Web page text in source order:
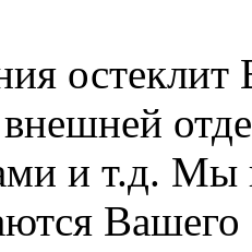
и т.д. Мы